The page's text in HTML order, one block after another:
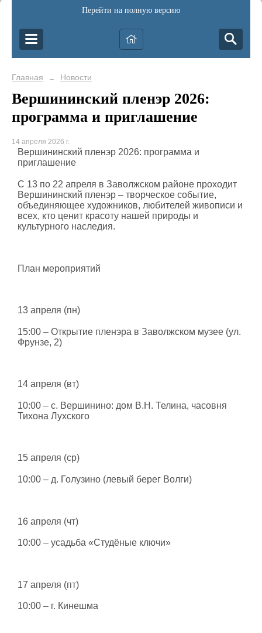
Перейти на полную версию
Главная → Новости
Вершининский пленэр 2026:
программа и приглашение
14 апреля 2026 г.
Вершининский пленэр 2026: программа и
приглашение
С 13 по 22 апреля в Заволжском районе проходит
Вершининский пленэр – творческое событие,
объединяющее художников, любителей живописи и
всех, кто ценит красоту нашей природы и
культурного наследия.
План мероприятий
13 апреля (пн)
15:00 – Открытие пленэра в Заволжском музее (ул.
Фрунзе, 2)
14 апреля (вт)
10:00 – с. Вершинино: дом В.Н. Телина, часовня
Тихона Лухского
15 апреля (ср)
10:00 – д. Голузино (левый берег Волги)
16 апреля (чт)
10:00 – усадьба «Студёные ключи»
17 апреля (пт)
10:00 – г. Кинешма